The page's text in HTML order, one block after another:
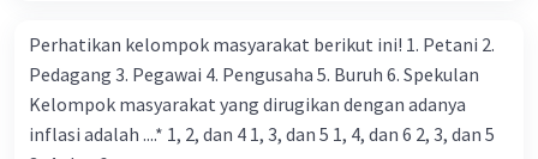
kelembagaan keuangan non-bank yang memiliki kegiatan
yang dilakukan dengan operasi simpan pinjam 23.
Lembaga keuangan non bank yang memiliki fungsi
sebagai penggerak investasi dengan memperhatikan dan
Perhatikan kelompok masyarakat berikut ini! 1. Petani 2.
Pedagang 3. Pegawai 4. Pengusaha 5. Buruh 6. Spekulan
Kelompok masyarakat yang dirugikan dengan adanya
inflasi adalah ....* 1, 2, dan 4 1, 3, dan 5 1, 4, dan 6 2, 3, dan 5